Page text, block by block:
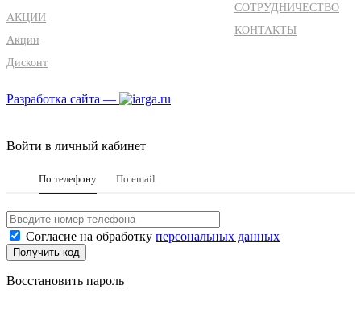
АКЦИИ
Акции
Дисконт
СОТРУДНИЧЕСТВО
КОНТАКТЫ
Разработка сайта —
Войти в личный кабинет
По телефону По email
Согласие на обработку персональных данных
Восстановить пароль